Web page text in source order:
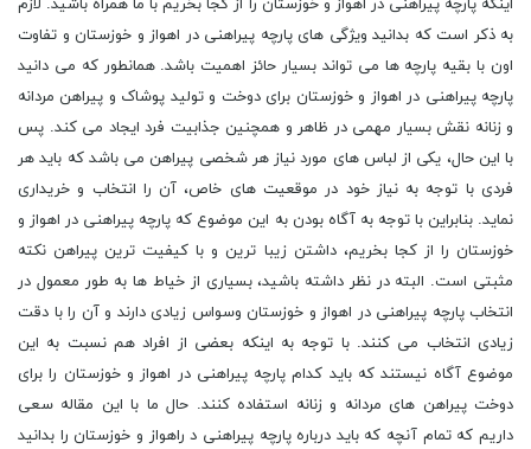
اینکه پارچه پیراهنی در اهواز و خوزستان را از کجا بخریم با ما همراه باشید. لازم
به ذکر است که بدانید ویژگی های پارچه پیراهنی در اهواز و خوزستان و تفاوت
اون با بقیه پارچه ها می تواند بسیار حائز اهمیت باشد. همانطور که می دانید
پارچه پیراهنی در اهواز و خوزستان برای دوخت و تولید پوشاک و پیراهن مردانه
و زنانه نقش بسیار مهمی در ظاهر و همچنین جذابیت فرد ایجاد می کند. پس
با این حال، یکی از لباس های مورد نیاز هر شخصی پیراهن می باشد که باید هر
فردی با توجه به نیاز خود در موقعیت های خاص، آن را انتخاب و خریداری
نماید. بنابراین با توجه به آگاه بودن به این موضوع که پارچه پیراهنی در اهواز و
خوزستان را از کجا بخریم، داشتن زیبا ترین و با کیفیت ترین پیراهن نکته
مثبتی است. البته در نظر داشته باشید، بسیاری از خیاط ها به طور معمول در
انتخاب پارچه پیراهنی در اهواز و خوزستان وسواس زیادی دارند و آن را با دقت
زیادی انتخاب می کنند. با توجه به اینکه بعضی از افراد هم نسبت به این
موضوع آگاه نیستند که باید کدام پارچه پیراهنی در اهواز و خوزستان را برای
دوخت پیراهن های مردانه و زنانه استفاده کنند. حال ما با این مقاله سعی
داریم که تمام آنچه که باید درباره پارچه پیراهنی د راهواز و خوزستان را بدانید